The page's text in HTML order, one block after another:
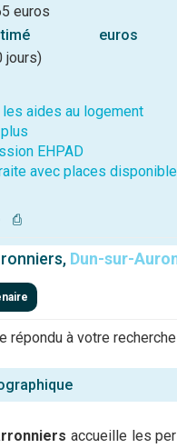
euros
euros
jours)
les aides au logement
EHPAD
avec places
⎙
Dun-sur-
répondu à votre
accueille les